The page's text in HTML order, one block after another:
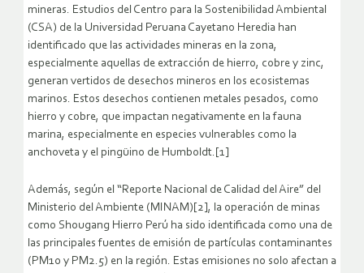
mineras. Estudios del Centro para la Sostenibilidad Ambiental
(CSA) de la Universidad Peruana Cayetano Heredia han
identificado que las actividades mineras en la zona,
especialmente aquellas de extracción de hierro, cobre y zinc,
generan vertidos de desechos mineros en los ecosistemas
marinos. Estos desechos contienen metales pesados, como
hierro y cobre, que impactan negativamente en la fauna
marina, especialmente en especies vulnerables como la
anchoveta y el pingüino de Humboldt.[1]
Además, según el “Reporte Nacional de Calidad del Aire” del
Ministerio del Ambiente (MINAM)[2], la operación de minas
como Shougang Hierro Perú ha sido identificada como una de
las principales fuentes de emisión de partículas contaminantes
(PM10 y PM2.5) en la región. Estas emisiones no solo afectan a